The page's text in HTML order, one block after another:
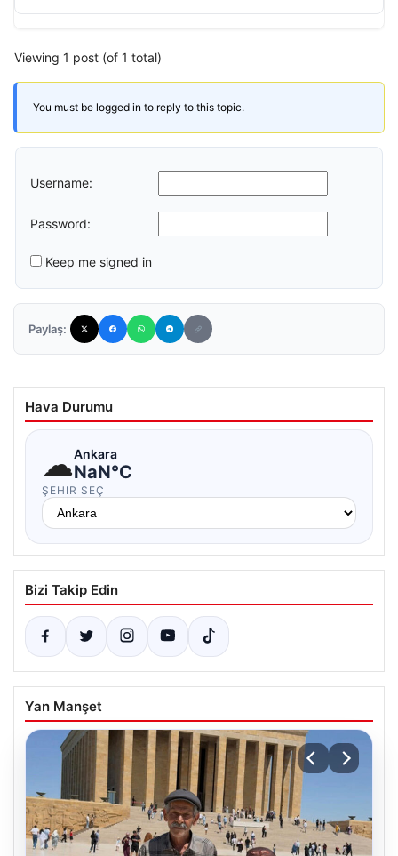
Viewing 1 post (of 1 total)
You must be logged in to reply to this topic.
Username:
Password:
Keep me signed in
Paylaş:
Hava Durumu
☁Ankara
NaN°C
ŞEHIR SEÇ
Bizi Takip Edin
Yan Manşet